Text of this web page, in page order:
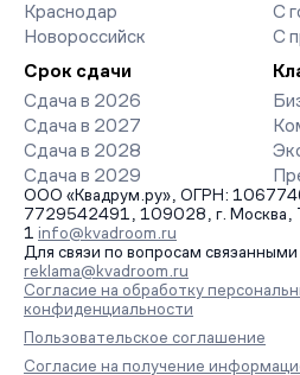
Краснодар
Новороссийск
С
С
Срок сдачи
Сдача в 2026
Сдача в 2027
Сдача в 2028
Сдача в 2029
ООО «Квадрум.ру», ОГРН:
7729542491, 109028, г. Москва,
1 info@kvadroom.ru
Для связи по вопросам
reklama@kvadroom.ru
Согласие на обработку
конфиденциальности
Пользовательское соглашение
Согласие на получение